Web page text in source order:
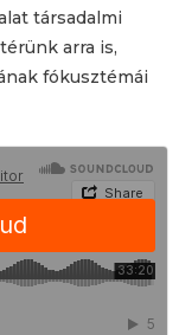
társadalmi
arra is,
fókusztémái